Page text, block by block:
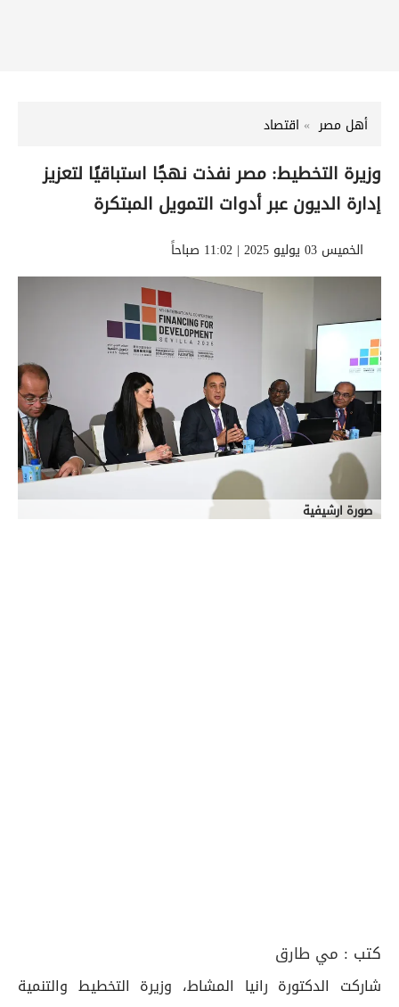
أهل مصر اقتصاد
وزيرة التخطيط: مصر نفذت نهجًا استباقيًا لتعزيز
إدارة الديون عبر أدوات التمويل المبتكرة
الخميس 03 يوليو 2025 | 11:02 صباحاً
صورة ارشيفية
كتب : مي طارق
شاركت الدكتورة رانيا المشاط، وزيرة التخطيط والتنمية